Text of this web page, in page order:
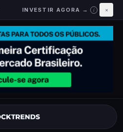
INVESTIR AGORA → i ×